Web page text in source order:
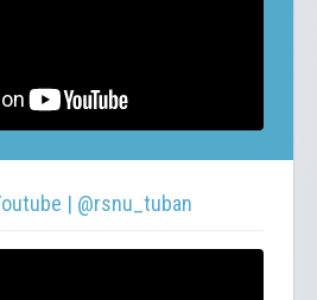
| @rsnu_tuban